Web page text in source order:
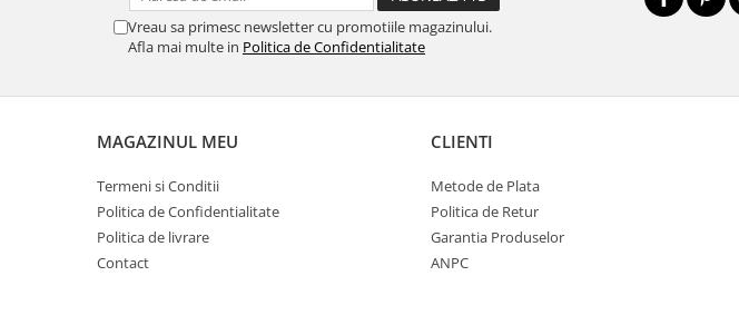
Vreau sa primesc newsletter cu promotiile magazinului.
Afla mai multe in Politica de Confidentialitate
MAGAZINUL MEU
Termeni si Conditii
Politica de Confidentialitate
Politica de livrare
Contact
CLIENTI
Metode de Plata
Politica de Retur
Garantia Produselor
ANPC